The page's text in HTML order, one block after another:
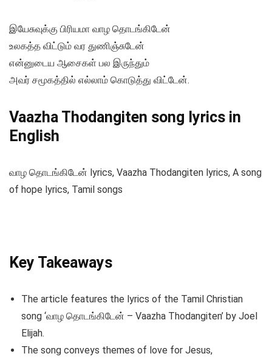
இயேசுவுக்கு பிரியமா வாழ தொடங்கிடேன்
உலகத்த விட்டும் வர துணிஞ்சுடேன்
என்னுடைய ஆசைகள் பல இருந்தும்
அவர் சமூகத்தில் எல்லாம் கொடுத்து விட்டேன்.
Vaazha Thodangiten song lyrics in
English
வாழ தொடங்கிடேன் lyrics, Vaazha Thodangiten lyrics, A song
of hope lyrics, Tamil songs
Key Takeaways
The article features the lyrics of the Tamil Christian
song ‘வாழ தொடங்கிடேன் – Vaazha Thodangiten’ by Joel
Elijah.
The song conveys themes of love for Jesus,